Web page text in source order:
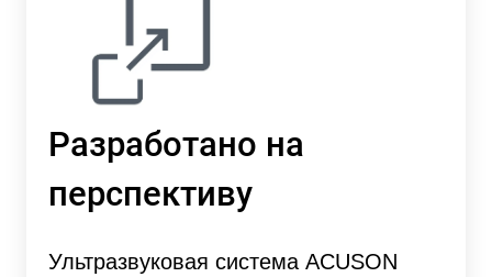
Разработано на
перспективу
Ультразвуковая система ACUSON